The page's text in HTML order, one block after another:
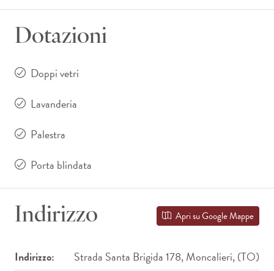
Dotazioni
Doppi vetri
Lavanderia
Palestra
Porta blindata
Indirizzo Apri su Google Mappe
Indirizzo: Strada Santa Brigida 178, Moncalieri, (TO)